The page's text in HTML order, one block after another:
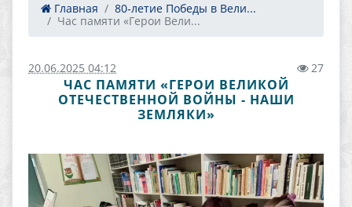
Главная
80‑летие Победы в Вели...
Час памяти «Герои Вели...
20.06.2025 04:12 27
ЧАС ПАМЯТИ «ГЕРОИ ВЕЛИКОЙ
ОТЕЧЕСТВЕННОЙ ВОЙНЫ - НАШИ
ЗЕМЛЯКИ»